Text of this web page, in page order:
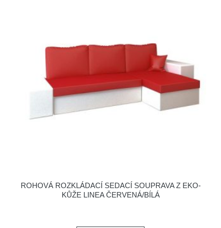
ROHOVÁ ROZKLÁDACÍ SEDACÍ SOUPRAVA Z EKO-
KŮŽE LINEA ČERVENÁ/BÍLÁ